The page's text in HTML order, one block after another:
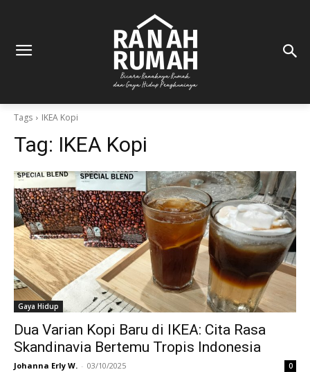
Tags IKEA Kopi
Tag: IKEA Kopi
Gaya Hidup
Dua Varian Kopi Baru di IKEA: Cita Rasa
Skandinavia Bertemu Tropis Indonesia
Johanna Erly W. - 03/10/2025 0